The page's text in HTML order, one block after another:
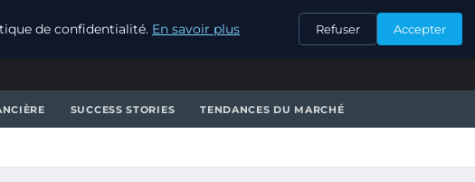
CONTACT
SUCCESS STORIES TENDANCES DU MARCHÉ
de confidentialité. En savoir plus Refuser Accepter